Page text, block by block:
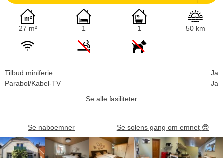
27 m² 1 1 50 km
Tilbud miniferie
Ja
Parabol/Kabel-TV
Ja
Se alle fasiliteter
Se naboemner Se solens gang om emnet 😎